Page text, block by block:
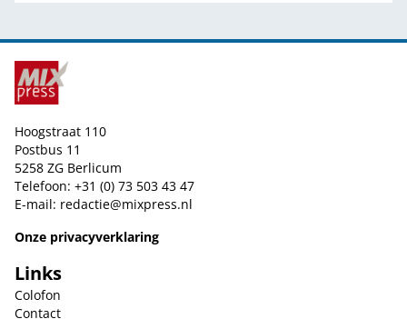
Hoogstraat 110
Postbus 11
5258 ZG Berlicum
Telefoon: +31 (0) 73 503 43 47
E-mail: redactie@mixpress.nl
Onze privacyverklaring
Links
Colofon
Contact